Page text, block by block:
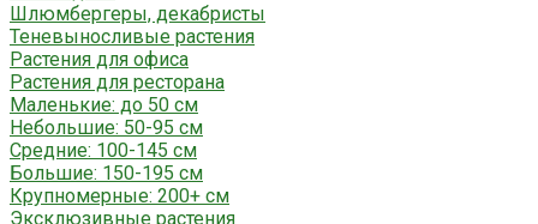
Шлюмбергеры, декабристы
Теневыносливые растения
Растения для офиса
Растения для ресторана
Маленькие: до 50 см
Небольшие: 50-95 см
Средние: 100-145 см
Большие: 150-195 см
Крупномерные: 200+ см
Эксклюзивные растения